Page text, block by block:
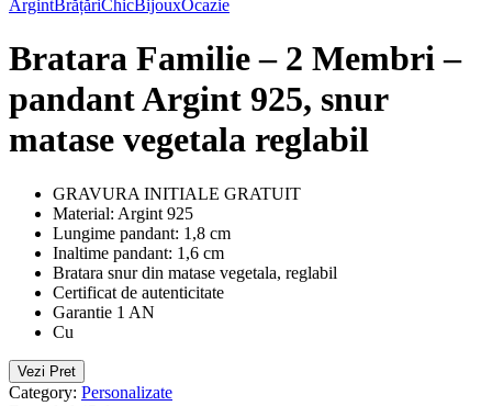
ArgintBrățăriChicBijouxOcazie
Bratara Familie – 2 Membri –
pandant Argint 925, snur
matase vegetala reglabil
GRAVURA INITIALE GRATUIT
Material: Argint 925
Lungime pandant: 1,8 cm
Inaltime pandant: 1,6 cm
Bratara snur din matase vegetala, reglabil
Certificat de autenticitate
Garantie 1 AN
Cu
Vezi Pret
Category: Personalizate